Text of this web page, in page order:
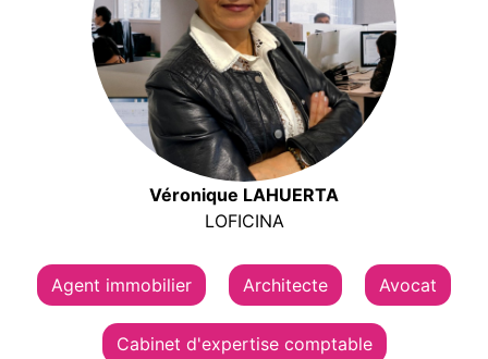
Véronique LAHUERTA
LOFICINA
Agent immobilier Architecte Avocat
Cabinet d'expertise comptable